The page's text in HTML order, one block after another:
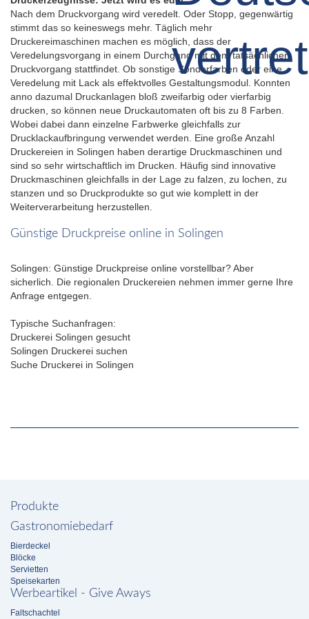
Nach dem Druckvorgang wird veredelt. Oder Stopp, gegenwärtig
stimmt das so keineswegs mehr. Täglich mehr
Druckereimaschinen machen es möglich, dass der
Veredelungsvorgang in einem Durchgang mit dem tatsächlichen
Druckvorgang stattfindet. Ob sonstige Sonderfarben oder eine
Veredelung mit Lack als effektvolles Gestaltungsmodul. Konnten
anno dazumal Druckanlagen bloß zweifarbig oder vierfarbig
drucken, so können neue Druckautomaten oft bis zu 8 Farben.
Wobei dabei dann einzelne Farbwerke gleichfalls zur
Drucklackaufbringung verwendet werden. Eine große Anzahl
Druckereien in Solingen haben derartige Druckmaschinen und
sind so sehr wirtschaftlich im Drucken. Häufig sind innovative
Druckmaschinen gleichfalls in der Lage zu falzen, zu lochen, zu
stanzen und so Druckprodukte so gut wie komplett in der
Weiterverarbeitung herzustellen.
Günstige Druckpreise online in Solingen
Solingen: Günstige Druckpreise online vorstellbar? Aber
sicherlich. Die regionalen Druckereien nehmen immer gerne Ihre
Anfrage entgegen.
Typische Suchanfragen:
Druckerei Solingen gesucht
Solingen Druckerei suchen
Suche Druckerei in Solingen
Produkte
Gastronomiebedarf
Bierdeckel
Blöcke
Servietten
Speisekarten
Werbeartikel - Give Aways
Faltschachtel